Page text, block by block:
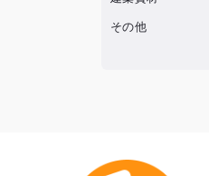
その他